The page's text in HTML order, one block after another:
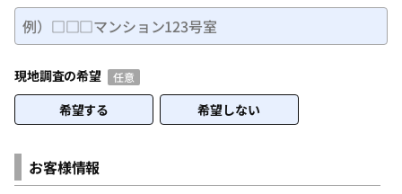
現地調査の希望 任意
希望する 希望しない
お客様情報